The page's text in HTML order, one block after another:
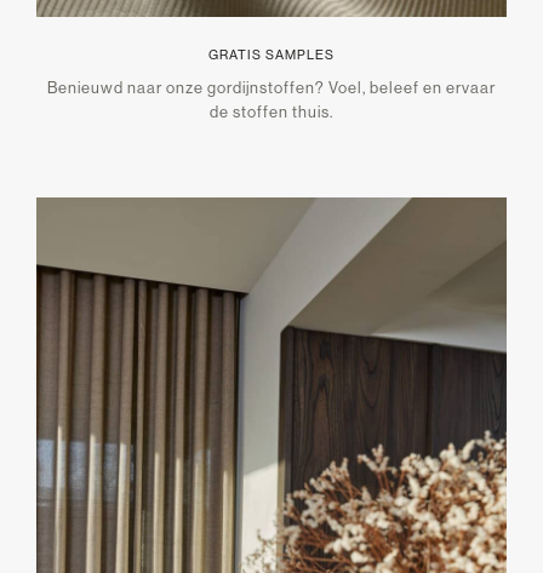
GRATIS SAMPLES
Benieuwd naar onze gordijnstoffen? Voel, beleef en ervaar
de stoffen thuis.